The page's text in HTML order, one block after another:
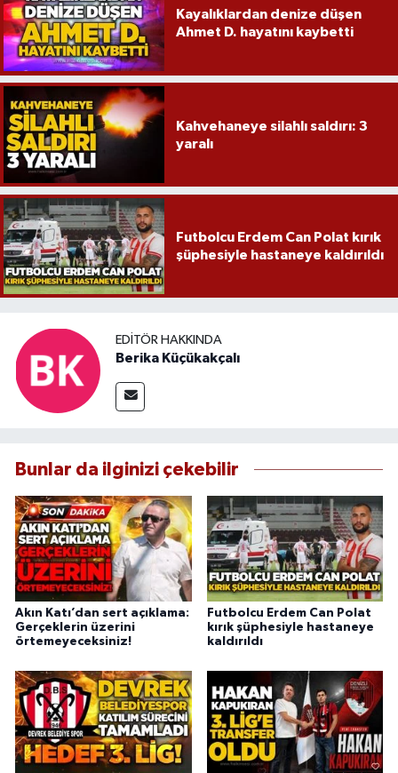
Kayalıklardan denize düşen
Ahmet D. hayatını kaybetti
Kahvehaneye silahlı saldırı: 3
yaralı
Futbolcu Erdem Can Polat kırık
şüphesiyle hastaneye kaldırıldı
EDITÖR HAKKINDA
Berika Küçükakçalı
Bunlar da ilginizi çekebilir
Akın Katı’dan sert açıklama:
Gerçeklerin üzerini
örtemeyeceksiniz!
Futbolcu Erdem Can Polat
kırık şüphesiyle hastaneye
kaldırıldı